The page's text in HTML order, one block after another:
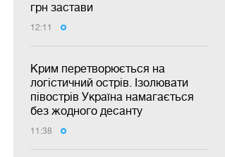
грн застави
12:11
Крим перетворюється на
логістичний острів. Ізолювати
півострів Україна намагається
без жодного десанту
11:38